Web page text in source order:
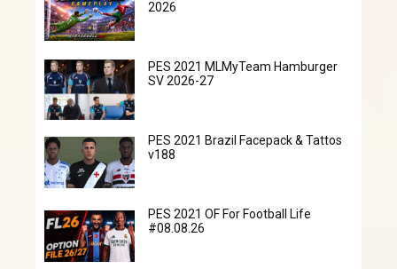
2026
PES 2021 MLMyTeam Hamburger
SV 2026-27
PES 2021 Brazil Facepack & Tattos
v188
PES 2021 OF For Football Life
#08.08.26